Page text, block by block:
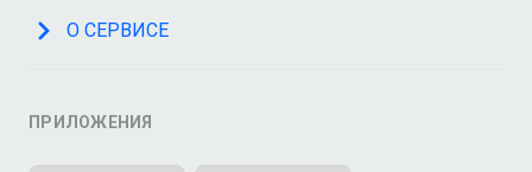
О СЕРВИСЕ
ПРИЛОЖЕНИЯ